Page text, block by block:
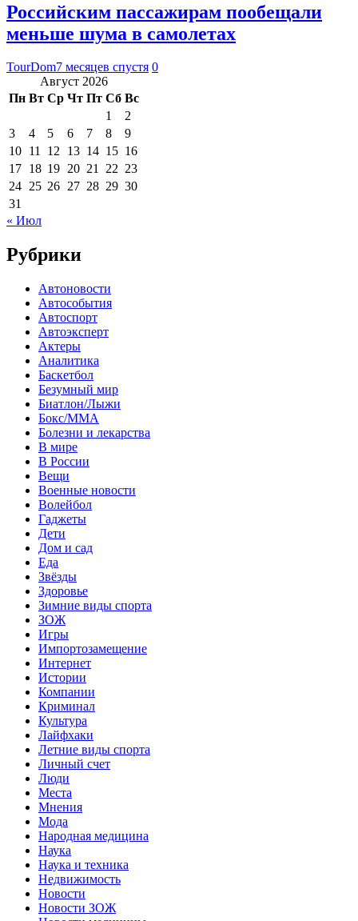
Российским пассажирам пообещали
меньше шума в самолетах
TourDom7 месяцев спустя 0
Август 2026
Пн Вт Ср Чт Пт Сб Вс
1
2
3
4 5 6 7 8
9
10 11 12 13 14 15 16
17 18 19 20 21 22 23
24 25 26 27 28 29 30
31
« Июл
Рубрики
Автоновости
Автособытия
Автоспорт
Автоэксперт
Актеры
Аналитика
Баскетбол
Безумный мир
Биатлон/Лыжи
Бокс/MMA
Болезни и лекарства
В мире
В России
Вещи
Военные новости
Волейбол
Гаджеты
Дети
Дом и сад
Еда
Звёзды
Здоровье
Зимние виды спорта
ЗОЖ
Игры
Импортозамещение
Интернет
Истории
Компании
Криминал
Культура
Лайфхаки
Летние виды спорта
Личный счет
Люди
Места
Мнения
Мода
Народная медицина
Наука
Наука и техника
Недвижимость
Новости
Новости ЗОЖ